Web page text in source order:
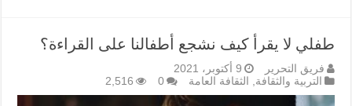
طفلي لا يقرأ كيف نشجع أطفالنا على القراءة؟
فريق التحرير
9 أكتوبر، 2021
التربية والثقافة, الثقافة العامة 0
2,516